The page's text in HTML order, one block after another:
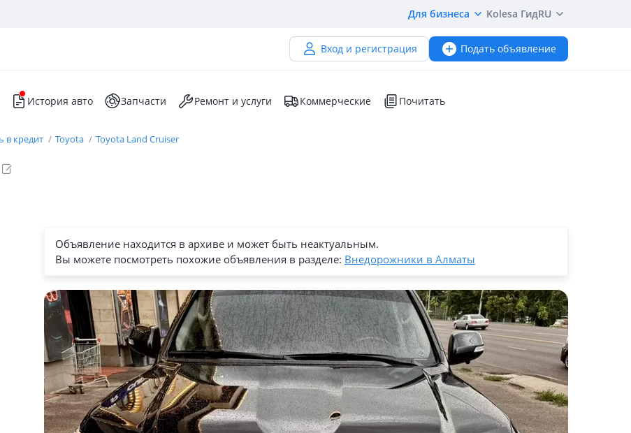
Для бизнеса Kolesa ГидRU
Вход и регистрация Подать объявление
История авто Запчасти Ремонт и услуги Коммерческие Почитать
в кредит Toyota Toyota Land Cruiser
Объявление находится в архиве и может быть неактуальным.
Вы можете посмотреть похожие объявления в разделе: Внедорожники в Алматы